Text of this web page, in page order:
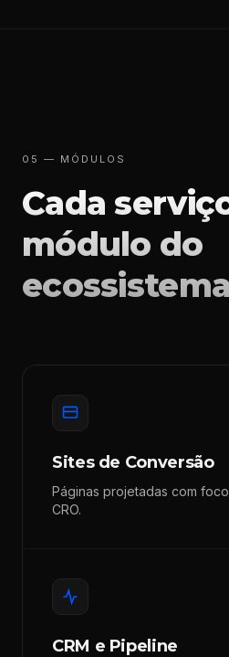
05 — MÓDULOS
Cada
módulo do
Sites de Conversão
Páginas projetadas com
CRO.
CRM e Pipeline